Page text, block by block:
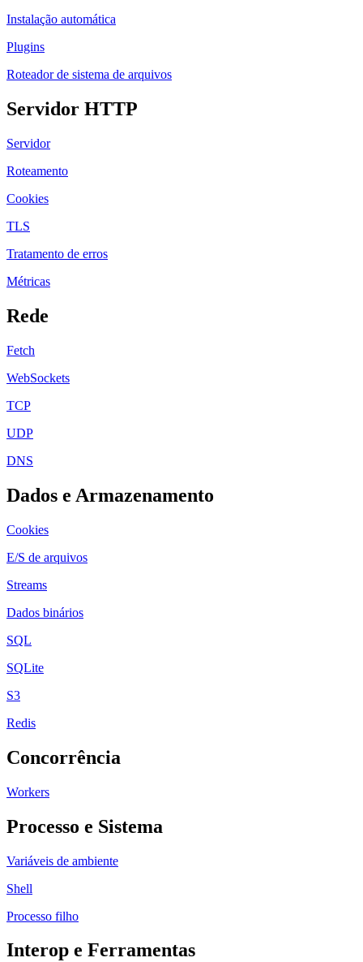
Instalação automática
Plugins
Roteador de sistema de arquivos
Servidor HTTP
Servidor
Roteamento
Cookies
TLS
Tratamento de erros
Métricas
Rede
Fetch
WebSockets
TCP
UDP
DNS
Dados e Armazenamento
Cookies
E/S de arquivos
Streams
Dados binários
SQL
SQLite
S3
Redis
Concorrência
Workers
Processo e Sistema
Variáveis de ambiente
Shell
Processo filho
Interop e Ferramentas